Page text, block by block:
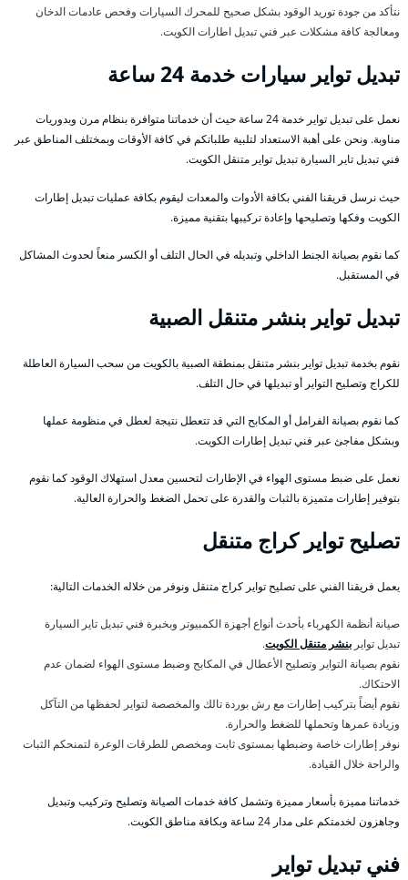
نتأكد من جودة توريد الوقود بشكل صحيح للمحرك السيارات وفحص عادمات الدخان
ومعالجة كافة مشكلات عبر فني تبديل اطارات الكويت.
تبديل تواير سيارات خدمة 24 ساعة
نعمل على تبديل تواير خدمة 24 ساعة حيث أن خدماتنا متوافرة بنظام مرن وبدوريات
مناوبة. ونحن على أهبة الاستعداد لتلبية طلباتكم في كافة الأوقات وبمختلف المناطق عبر
فني تبديل تاير السيارة تبديل تواير متنقل الكويت.
حيث نرسل فريقنا الفني بكافة الأدوات والمعدات ليقوم بكافة عمليات تبديل إطارات
الكويت وفكها وتصليحها وإعادة تركيبها بتقنية مميزة.
كما نقوم بصيانة الجنط الداخلي وتبديله في الحال التلف أو الكسر منعاً لحدوث المشاكل
في المستقبل.
تبديل تواير بنشر متنقل الصبية
نقوم بخدمة تبديل تواير بنشر متنقل بمنطقة الصبية بالكويت من سحب السيارة العاطلة
للكراج وتصليح التواير أو تبديلها في حال التلف.
كما نقوم بصيانة الفرامل أو المكابح التي قد تتعطل نتيجة لعطل في منظومة عملها
وبشكل مفاجئ عبر فني تبديل إطارات الكويت.
نعمل على ضبط مستوى الهواء في الإطارات لتحسين معدل استهلاك الوقود كما نقوم
بتوفير إطارات متميزة بالثبات والقدرة على تحمل الضغط والحرارة العالية.
تصليح تواير كراج متنقل
يعمل فريقنا الفني على تصليح تواير كراج متنقل ونوفر من خلاله الخدمات التالية:
صيانة أنظمة الكهرباء بأحدث أنواع أجهزة الكمبيوتر وبخبرة فني تبديل تاير السيارة
تبديل تواير بنشر متنقل الكويت.
نقوم بصيانة التواير وتصليح الأعطال في المكابح وضبط مستوى الهواء لضمان عدم
الاحتكاك.
نقوم أيضاً بتركيب إطارات مع رش بوردة تالك والمخصصة لتواير لحفظها من التآكل
وزيادة عمرها وتحملها للضغط والحرارة.
نوفر إطارات خاصة وضبطها بمستوى ثابت ومخصص للطرقات الوعرة لتمنحكم الثبات
والراحة خلال القيادة.
خدماتنا مميزة بأسعار مميزة وتشمل كافة خدمات الصيانة وتصليح وتركيب وتبديل
وجاهزون لخدمتكم على مدار 24 ساعة وبكافة مناطق الكويت.
فني تبديل تواير